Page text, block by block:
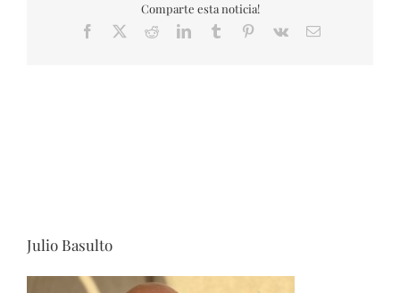
Comparte esta noticia!
Facebook RedditLinkedInTumblr Pinterest
Vk
Correo
Julio Basulto